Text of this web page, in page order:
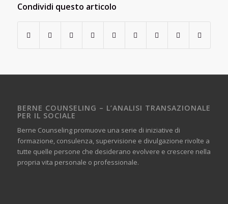
Condividi questo articolo
BERNE COUNSELING – L’ANALISI TRANSAZIONALE
PER IL SOCIALE
Berne Counseling promuove una serie di iniziative di
formazione, consulenza, supervisione e divulgazione rivolte a
tutte quelle persone che desiderano evolvere e crescere nella
propria vita personale o professionale.